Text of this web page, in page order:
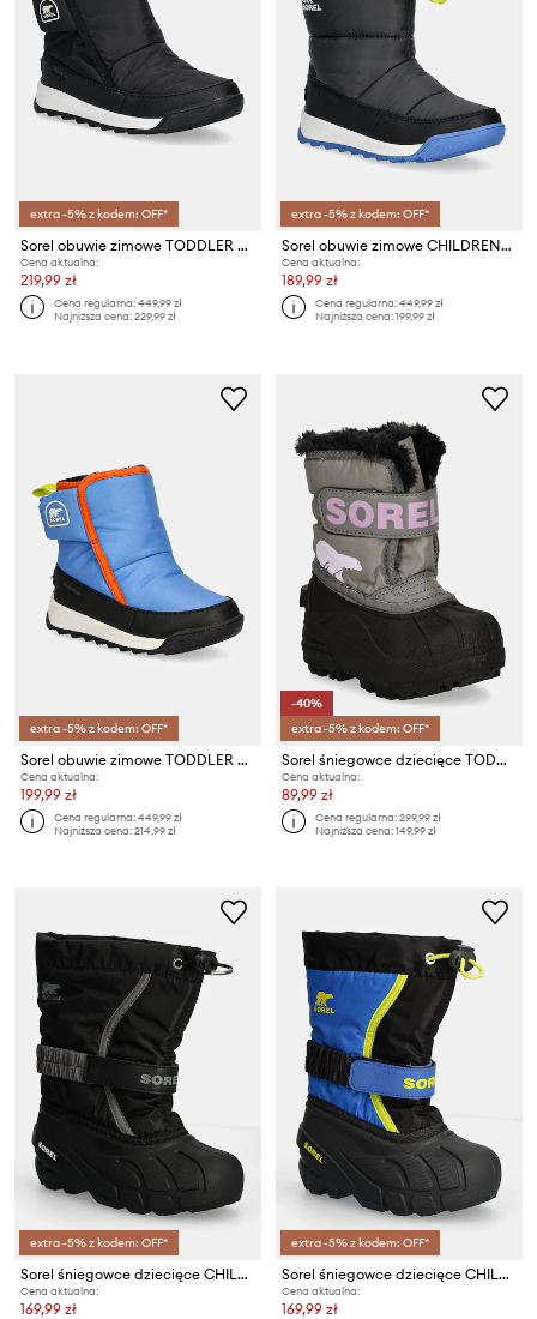
extra -5% z kodem: OFF*
Sorel obuwie zimowe TODDLER WHITNEY II
Cena aktualna:
219,99 zł
Cena regularna:449,99 zł
Najniższa cena:229,99 zł
extra -5% z kodem: OFF*
Sorel obuwie zimowe CHILDRENS WHITNEY I
Cena aktualna:
189,99 zł
Cena regularna:449,99 zł
Najniższa cena:199,99 zł
extra -5% z kodem: OFF*
Sorel obuwie zimowe TODDLER WHITNEY II
Cena aktualna:
199,99 zł
Cena regularna:449,99 zł
Najniższa cena:214,99 zł
-40%
extra -5% z kodem: OFF*
Sorel śniegowce dziecięce TODDLER SNOW COMMAND
Cena aktualna:
89,99 zł
Cena regularna:299,99 zł
Najniższa cena:149,99 zł
extra -5% z kodem: OFF*
Sorel śniegowce dziecięce CHILDRENS FLURRY BO
Cena aktualna:
169,99 zł
extra -5% z kodem: OFF*
Sorel śniegowce dziecięce CHILDRENS FLURRY BO
Cena aktualna:
169,99 zł